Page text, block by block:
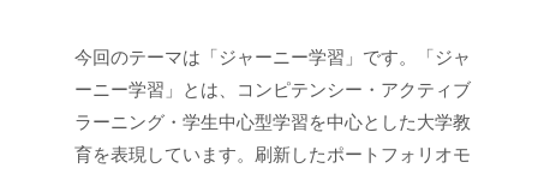
今回のテーマは「ジャーニー学習」です。「ジャ
ーニー学習」とは、コンピテンシー・アクティブ
ラーニング・学生中心型学習を中心とした大学教
育を表現しています。刷新したポートフォリオモ